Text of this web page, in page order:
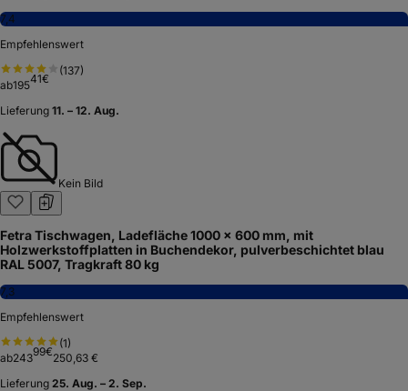
7,4
Empfehlenswert
(137)
ab19541€
Lieferung 11. – 12. Aug.
Kein Bild
Fetra Tischwagen, Ladefläche 1000 x 600 mm, mit
Holzwerkstoffplatten in Buchendekor, pulverbeschichtet blau
RAL 5007, Tragkraft 80 kg
7,3
Empfehlenswert
(1)
ab24399€250,63 €
Lieferung 25. Aug. – 2. Sep.